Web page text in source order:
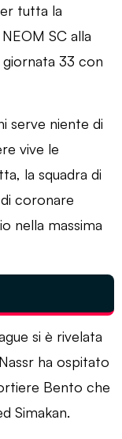
tutta la
SC alla
33 con
serve niente di
vive le
la squadra di
coronare
nella massima
si è rivelata
ha ospitato
Bento che
Simakan.